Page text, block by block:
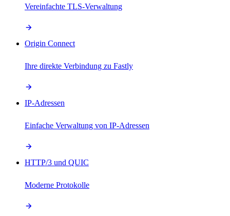
Vereinfachte TLS-Verwaltung
Origin Connect
Ihre direkte Verbindung zu Fastly
IP-Adressen
Einfache Verwaltung von IP-Adressen
HTTP/3 und QUIC
Moderne Protokolle